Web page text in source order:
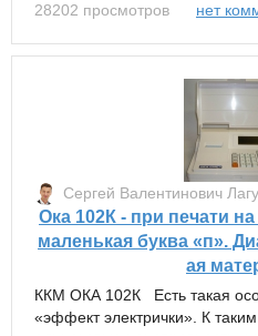
28202 просмотров
нет
Сергей Валентинович
Ока 102К - при печати
маленькая буква «п».
ая
ККМ ОКА 102К Есть такая
«эффект электрички». К